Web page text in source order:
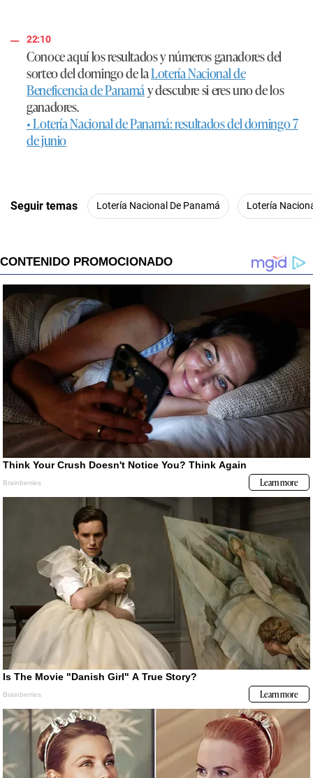
22:10
Conoce aquí los resultados y números ganadores del
sorteo del domingo de laLotería Nacional de
Beneficencia de Panamáy descubre si eres uno de los
ganadores.
• Lotería Nacional de Panamá: resultados del domingo 7
de junio
Seguir temas Lotería Nacional De Panamá Lotería